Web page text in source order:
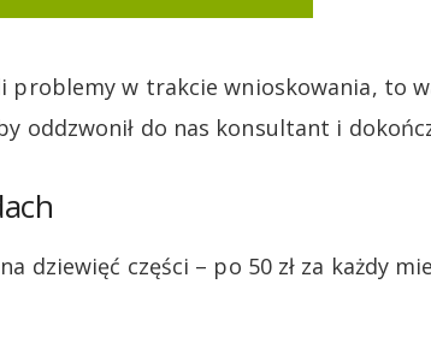
problemy w trakcie wnioskowania, to
oddzwonił do nas konsultant i
dziewięć części – po 50 zł za każdy